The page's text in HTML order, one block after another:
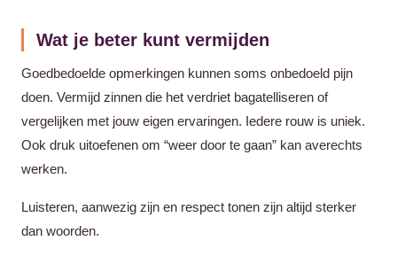
Wat je beter kunt vermijden
Goedbedoelde opmerkingen kunnen soms onbedoeld pijn
doen. Vermijd zinnen die het verdriet bagatelliseren of
vergelijken met jouw eigen ervaringen. Iedere rouw is uniek.
Ook druk uitoefenen om “weer door te gaan” kan averechts
werken.
Luisteren, aanwezig zijn en respect tonen zijn altijd sterker
dan woorden.